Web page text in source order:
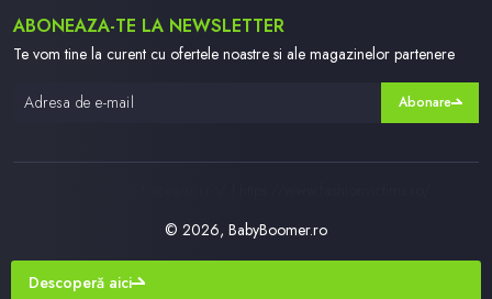
Descoperă aici
Biomecanics
2025
Puzzle 500 Piese
ABONEAZA-TE LA NEWSLETTER
Te vom tine la curent cu ofertele noastre si ale magazinelor partenere
Abonare
© 2026, BabyBoomer.ro